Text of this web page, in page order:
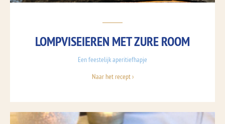
LOMPVISEIEREN MET ZURE ROOM
Een feestelijk aperitiefhapje
Naar het recept ›